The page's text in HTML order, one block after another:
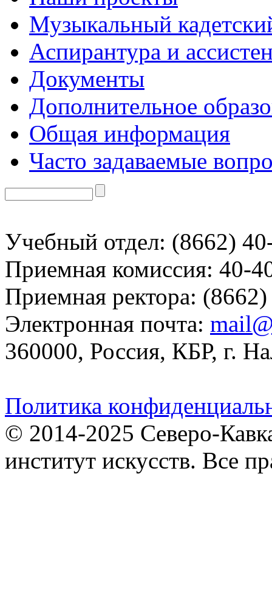
Музыкальный
Аспирантура и
Документы
Дополнительное
Общая информация
Часто задаваемые
Учебный отдел: (8662)
Приемная комиссия: 40-
Приемная ректора:
Электронная почта:
360000, Россия, КБР, г.
Политика
© 2014-2025 Северо-
институт искусств. Все